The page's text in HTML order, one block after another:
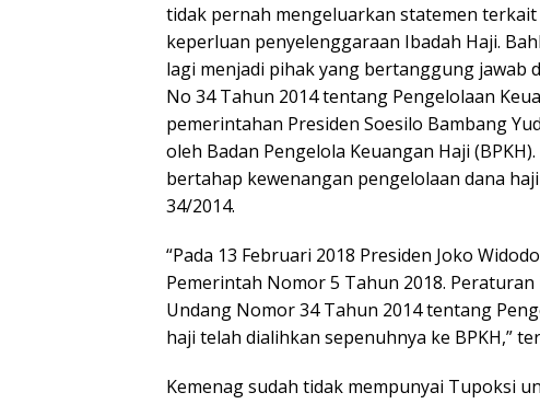
tidak pernah mengeluarkan statemen
keperluan penyelenggaraan Ibadah Haji.
lagi menjadi pihak yang bertanggung jawab
No 34 Tahun 2014 tentang Pengelolaan
pemerintahan Presiden Soesilo Bambang
oleh Badan Pengelola Keuangan Haji
bertahap kewenangan pengelolaan dana
34/2014.
“Pada 13 Februari 2018 Presiden Joko
Pemerintah Nomor 5 Tahun 2018.
Undang Nomor 34 Tahun 2014 tentang
haji telah dialihkan sepenuhnya ke BPKH,”
Kemenag sudah tidak mempunyai Tupoksi